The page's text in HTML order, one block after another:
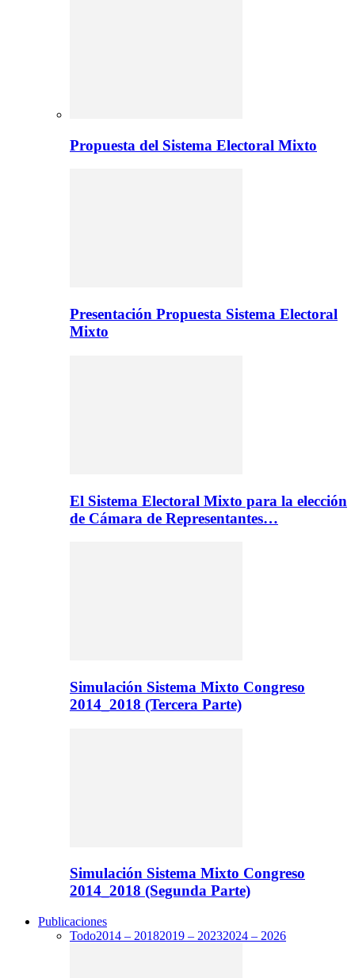
Propuesta del Sistema Electoral Mixto
Presentación Propuesta Sistema Electoral
Mixto
El Sistema Electoral Mixto para la elección
de Cámara de Representantes…
Simulación Sistema Mixto Congreso
2014_2018 (Tercera Parte)
Simulación Sistema Mixto Congreso
2014_2018 (Segunda Parte)
Publicaciones
Todo2014 – 20182019 – 20232024 – 2026